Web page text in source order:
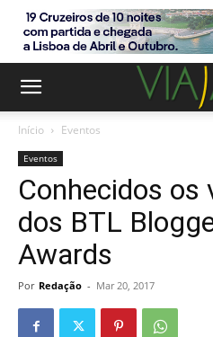
Início Eventos
Eventos
Conhecidos os
dos BTL
Awards
Por Redação - Mar 20, 2017